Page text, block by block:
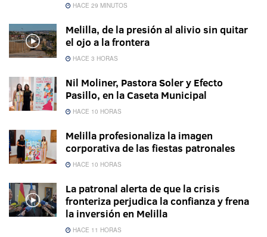
HACE 29 MINUTOS
Melilla, de la presión al alivio sin quitar
el ojo a la frontera
HACE 3 HORAS
Nil Moliner, Pastora Soler y Efecto
Pasillo, en la Caseta Municipal
HACE 10 HORAS
Melilla profesionaliza la imagen
corporativa de las fiestas patronales
HACE 10 HORAS
La patronal alerta de que la crisis
fronteriza perjudica la confianza y frena
la inversión en Melilla
HACE 11 HORAS